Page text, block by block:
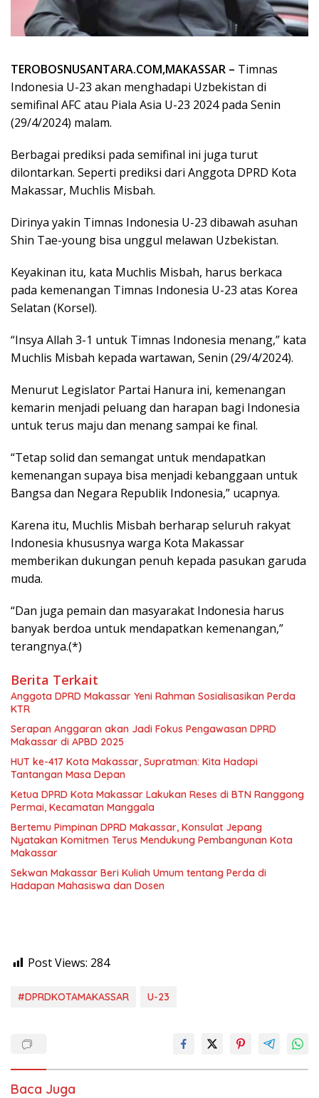
TEROBOSNUSANTARA.COM,MAKASSAR – Timnas
Indonesia U-23 akan menghadapi Uzbekistan di
semifinal AFC atau Piala Asia U-23 2024 pada Senin
(29/4/2024) malam.
Berbagai prediksi pada semifinal ini juga turut
dilontarkan. Seperti prediksi dari Anggota DPRD Kota
Makassar, Muchlis Misbah.
Dirinya yakin Timnas Indonesia U-23 dibawah asuhan
Shin Tae-young bisa unggul melawan Uzbekistan.
Keyakinan itu, kata Muchlis Misbah, harus berkaca
pada kemenangan Timnas Indonesia U-23 atas Korea
Selatan (Korsel).
“Insya Allah 3-1 untuk Timnas Indonesia menang,” kata
Muchlis Misbah kepada wartawan, Senin (29/4/2024).
Menurut Legislator Partai Hanura ini, kemenangan
kemarin menjadi peluang dan harapan bagi Indonesia
untuk terus maju dan menang sampai ke final.
“Tetap solid dan semangat untuk mendapatkan
kemenangan supaya bisa menjadi kebanggaan untuk
Bangsa dan Negara Republik Indonesia,” ucapnya.
Karena itu, Muchlis Misbah berharap seluruh rakyat
Indonesia khususnya warga Kota Makassar
memberikan dukungan penuh kepada pasukan garuda
muda.
“Dan juga pemain dan masyarakat Indonesia harus
banyak berdoa untuk mendapatkan kemenangan,”
terangnya.(*)
Berita Terkait
Anggota DPRD Makassar Yeni Rahman Sosialisasikan Perda
KTR
Serapan Anggaran akan Jadi Fokus Pengawasan DPRD
Makassar di APBD 2025
HUT ke-417 Kota Makassar, Supratman: Kita Hadapi
Tantangan Masa Depan
Ketua DPRD Kota Makassar Lakukan Reses di BTN Ranggong
Permai, Kecamatan Manggala
Bertemu Pimpinan DPRD Makassar, Konsulat Jepang
Nyatakan Komitmen Terus Mendukung Pembangunan Kota
Makassar
Sekwan Makassar Beri Kuliah Umum tentang Perda di
Hadapan Mahasiswa dan Dosen
Post Views: 284
#DPRDKOTAMAKASSAR U-23
Baca Juga